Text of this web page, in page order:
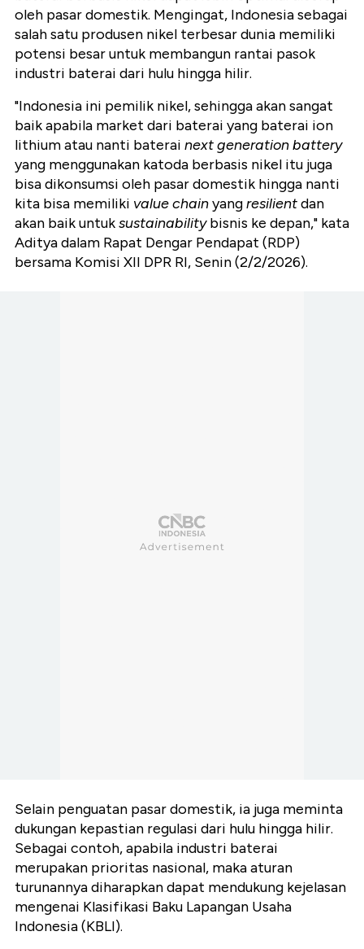
oleh pasar domestik. Mengingat, Indonesia sebagai
salah satu produsen nikel terbesar dunia memiliki
potensi besar untuk membangun rantai pasok
industri baterai dari hulu hingga hilir.
"Indonesia ini pemilik nikel, sehingga akan sangat
baik apabila market dari baterai yang baterai ion
lithium atau nanti baterai next generation battery
yang menggunakan katoda berbasis nikel itu juga
bisa dikonsumsi oleh pasar domestik hingga nanti
kita bisa memiliki value chainyangresilientdan
akan baik untuksustainabilitybisnis ke depan," kata
Aditya dalam Rapat Dengar Pendapat (RDP)
bersama Komisi XII DPR RI, Senin (2/2/2026).
Selain penguatan pasar domestik, ia juga meminta
dukungan kepastian regulasi dari hulu hingga hilir.
Sebagai contoh, apabila industri baterai
merupakan prioritas nasional, maka aturan
turunannya diharapkan dapat mendukung kejelasan
mengenai Klasifikasi Baku Lapangan Usaha
Indonesia (KBLI).